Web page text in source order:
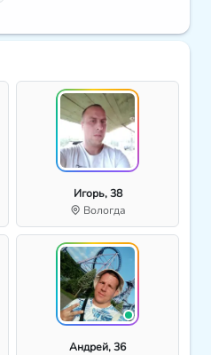
Игорь, 38
Вологда
Андрей, 36